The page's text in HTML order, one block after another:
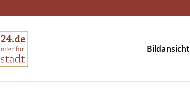
Bildansicht